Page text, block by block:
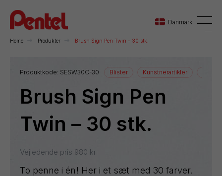
Danmark
Danmark
Sverige
Home Produkter Brush Sign Pen Twin – 30 stk.
Produktkode: SESW30C-30 Blister Kunstnerartikler
Brush Sign Pen
Twin – 30 stk.
Vejledende pris 980 kr
To penne i én! Her i et sæt med 30 farver.